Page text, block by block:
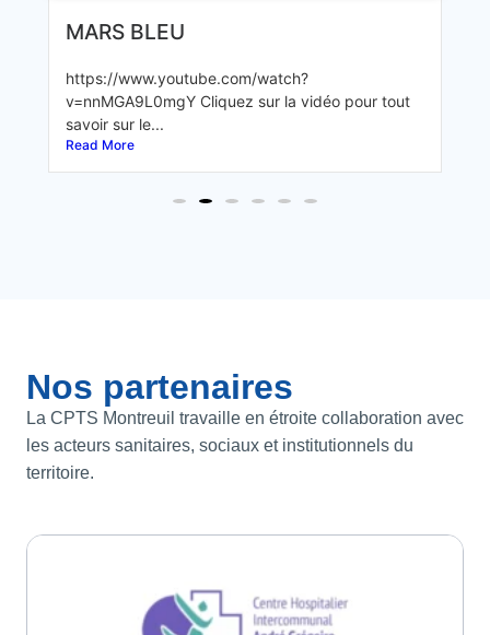
JANVIER – Mois sans alcool
22 % des français déclarent une consommation
au-dessus des repères...
Read More
Nos partenaires
La CPTS Montreuil travaille en étroite collaboration avec
les acteurs sanitaires, sociaux et institutionnels du
territoire.